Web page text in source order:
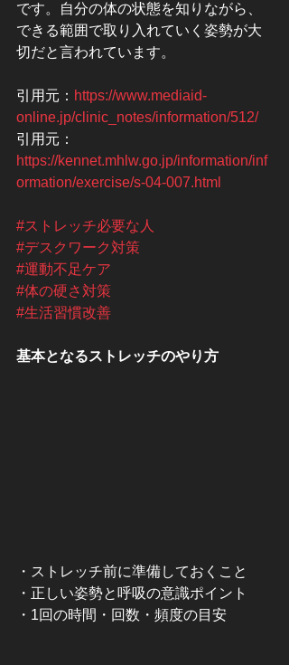
です。自分の体の状態を知りながら、
できる範囲で取り入れていく姿勢が大
切だと言われています。
引用元： https://www.mediaid-
online.jp/clinic_notes/information/512/
引用元：
https://kennet.mhlw.go.jp/information/inf
ormation/exercise/s-04-007.html
#ストレッチ必要な人
#デスクワーク対策
#運動不足ケア
#体の硬さ対策
#生活習慣改善
基本となるストレッチのやり方
・ストレッチ前に準備しておくこと
・正しい姿勢と呼吸の意識ポイント
・1回の時間・回数・頻度の目安